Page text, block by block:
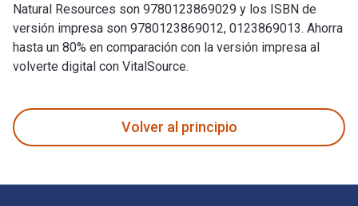
Natural Resources son 9780123869029 y los ISBN de
versión impresa son 9780123869012, 0123869013. Ahorra
hasta un 80% en comparación con la versión impresa al
volverte digital con VitalSource.
Volver al principio